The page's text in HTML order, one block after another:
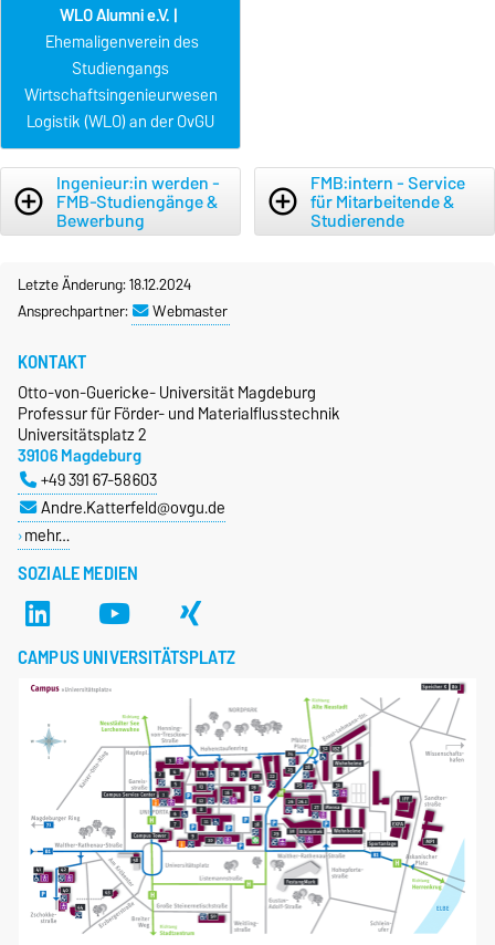
WLO Alumni e.V. |
Ehemaligenverein des
Studiengangs
Wirtschaftsingenieurwesen
Logistik (WLO) an der OvGU
add_circle_outline
Ingenieur:in werden -
FMB-Studiengänge &
Bewerbung
add_circle_outline
FMB:intern - Service
für Mitarbeitende &
Studierende
Letzte Änderung: 18.12.2024
Ansprechpartner:
Webmaster
SOZIALE MEDIEN
KONTAKT
Otto-von-Guericke- Universität Magdeburg
Professur für Förder- und Materialflusstechnik
Universitätsplatz 2
39106 Magdeburg
+49 391 67-58603
Andre.Katterfeld@ovgu.de
mehr…
CAMPUS UNIVERSITÄTSPLATZ